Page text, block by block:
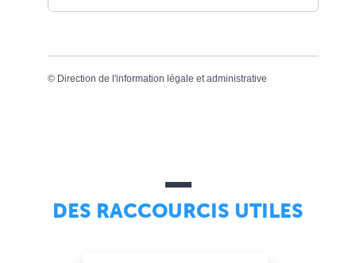
© Direction de l'information légale et administrative
DES RACCOURCIS UTILES